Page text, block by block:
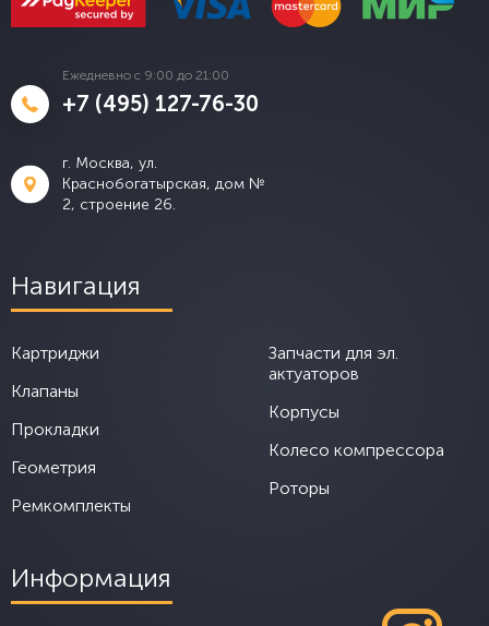
Ежедневно с 9:00 до 21:00
+7 (495) 127-76-30
г. Москва, ул.
Краснобогатырская, дом №
2, строение 26.
Навигация
Картриджи
Клапаны
Прокладки
Геометрия
Ремкомплекты
Запчасти для эл.
актуаторов
Корпусы
Колесо компрессора
Роторы
Информация